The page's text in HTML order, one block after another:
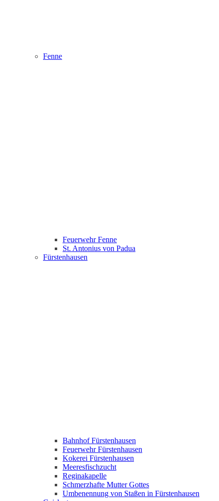
Fenne
Feuerwehr Fenne
St. Antonius von Padua
Fürstenhausen
Bahnhof Fürstenhausen
Feuerwehr Fürstenhausen
Kokerei Fürstenhausen
Meeresfischzucht
Reginakapelle
Schmerzhafte Mutter Gottes
Umbenennung von Staßen in Fürstenhausen